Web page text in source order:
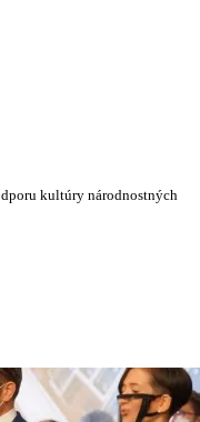
kultúry národnostných